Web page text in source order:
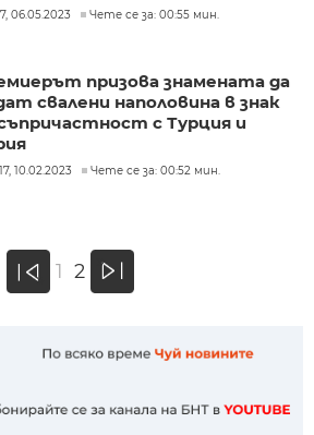
06.05.2023 Чете се за: 00:55 мин.
призова знамената да
свалени наполовина в знак
с Турция и
10.02.2023 Чете се за: 00:52 мин.
« 1 2 »